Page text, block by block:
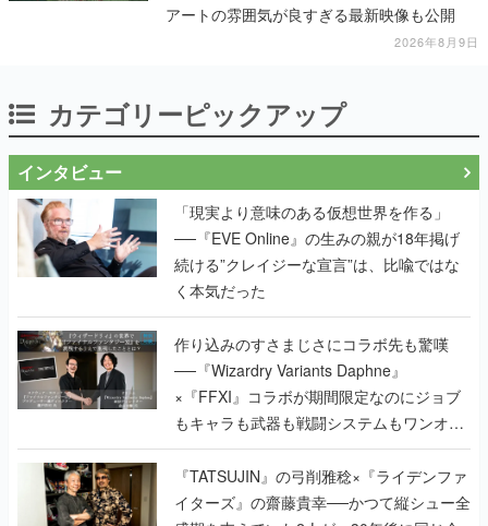
アートの雰囲気が良すぎる最新映像も公開
2026年8月9日
カテゴリーピックアップ
インタビュー
「現実より意味のある仮想世界を作る」
──『EVE Online』の生みの親が18年掲げ
続ける”クレイジーな宣言”は、比喩ではな
く本気だった
作り込みのすさまじさにコラボ先も驚嘆
──『Wizardry Variants Daphne』
×『FFXI』コラボが期間限定なのにジョブ
もキャラも武器も戦闘システムもワンオフ
で作り込まれた理由を両ディレクターに聞
く
『TATSUJIN』の弓削雅稔×『ライデンファ
イターズ』の齋藤貴幸──かつて縦シュー全